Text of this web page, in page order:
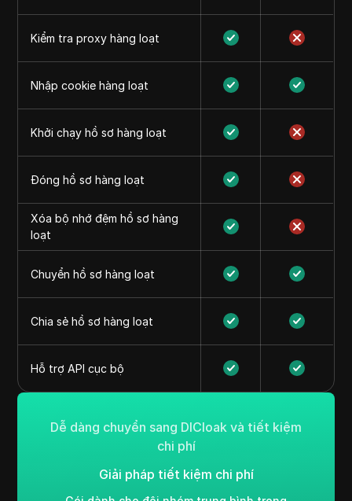
Kiểm tra proxy hàng loạt
Nhập cookie hàng loạt
Khởi chạy hồ sơ hàng loạt
Đóng hồ sơ hàng loạt
Xóa bộ nhớ đệm hồ sơ hàng
loạt
Chuyển hồ sơ hàng loạt
Chia sẻ hồ sơ hàng loạt
Hỗ trợ API cục bộ
Dễ dàng chuyển sang DICloak và tiết kiệm
chi phí
Giải pháp tiết kiệm chi phí